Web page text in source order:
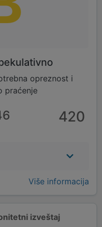
izveštaj
opreznost i
praćenje
420
Više informacija